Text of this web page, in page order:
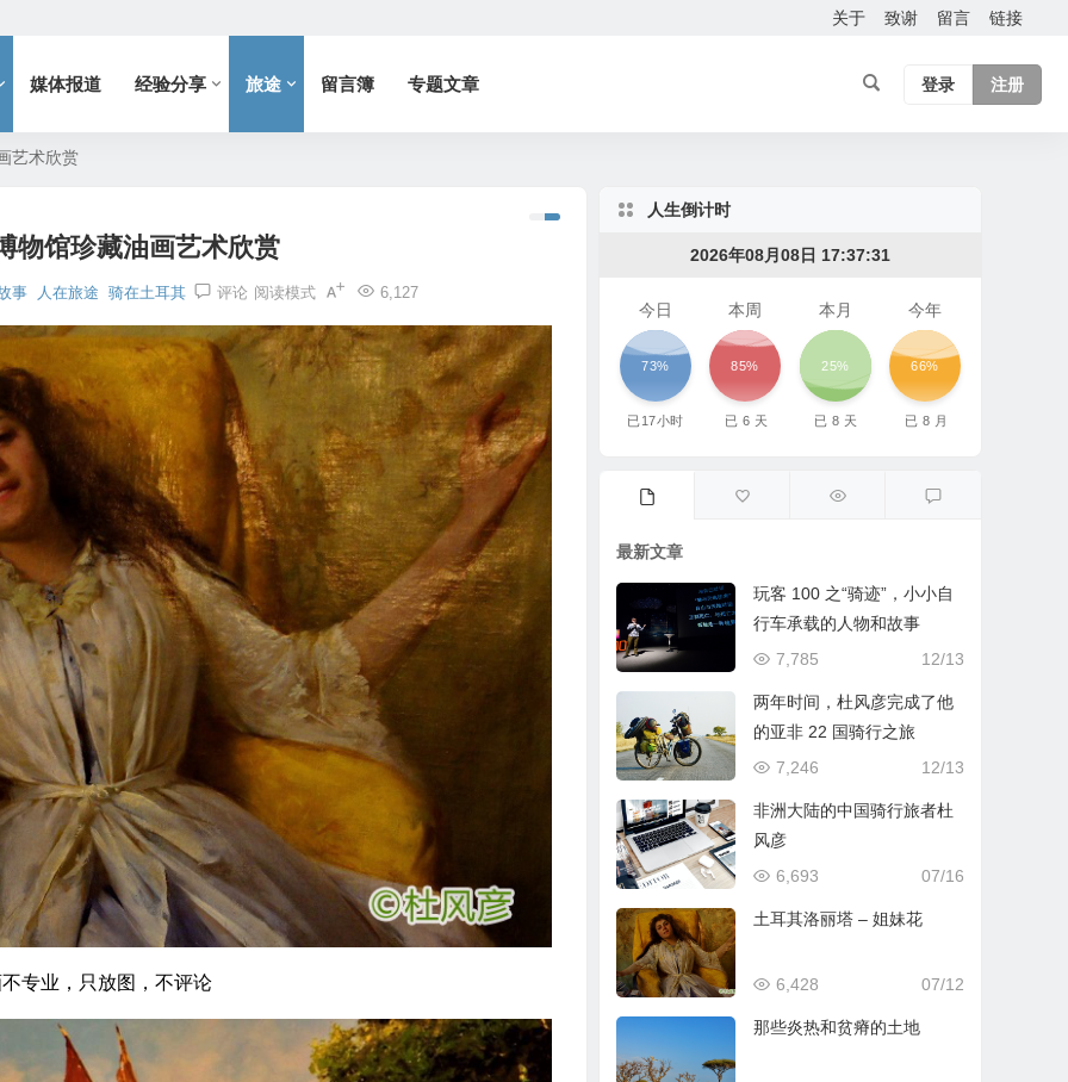
关于 致谢 留言 链接
媒体报道 经验分享 旅途 留言簿 专题文章 登录 注册
艺术欣赏
物馆珍藏油画艺术欣赏
事 人在旅途 骑在土耳其 评论 6,127
阅读模式
专业，只放图，不评论
人生倒计时
2026年08月08日 17:37:34
今日
73%
已17小时
本周
85%
已 6 天
本月
25%
已 8 天
今年
66%
已 8 月
最新文章
玩客 100 之“骑迹”，小小自
行车承载的人物和故事
12/13
7,785
两年时间，杜风彦完成了他
的亚非 22 国骑行之旅
12/13
7,246
非洲大陆的中国骑行旅者杜
风彦
07/16
6,693
土耳其洛丽塔 – 姐妹花
07/12
6,428
那些炎热和贫瘠的土地